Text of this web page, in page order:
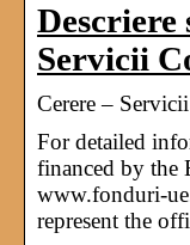
Descriere
Servicii
Cerere –
For detailed
financed by the
www.fonduri-
represent the